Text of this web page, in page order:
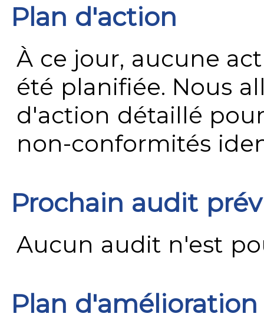
Plan d'action
À ce jour, aucune
été planifiée. Nous
d'action détaillé
non-conformités
Prochain audit
Aucun audit n'est
Plan